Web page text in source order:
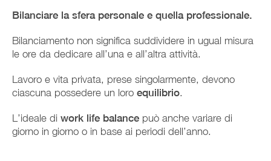
Bilanciare la sfera personale e quella professionale.
Bilanciamento non significa suddividere in ugual misura
le ore da dedicare all’una e all’altra attività.
Lavoro e vita privata, prese singolarmente, devono
ciascuna possedere un loro equilibrio.
L’ideale di work life balance può anche variare di
giorno in giorno o in base ai periodi dell’anno.